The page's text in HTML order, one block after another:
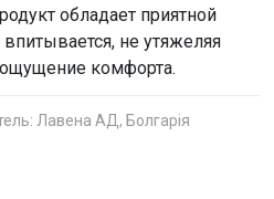
обладает приятной
не утяжеляя
комфорта.
Лавена АД, Болгарія